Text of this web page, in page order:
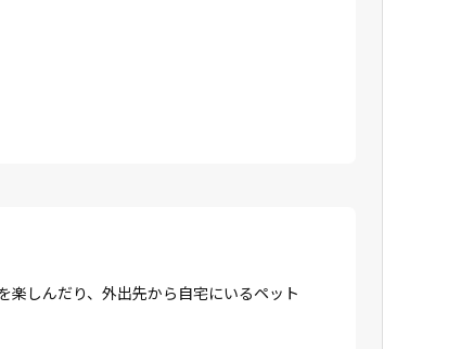
しんだり、外出先から自宅にいるペット